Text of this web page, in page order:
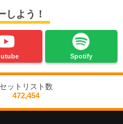
しよう！
Spotify
セットリスト数
472,454